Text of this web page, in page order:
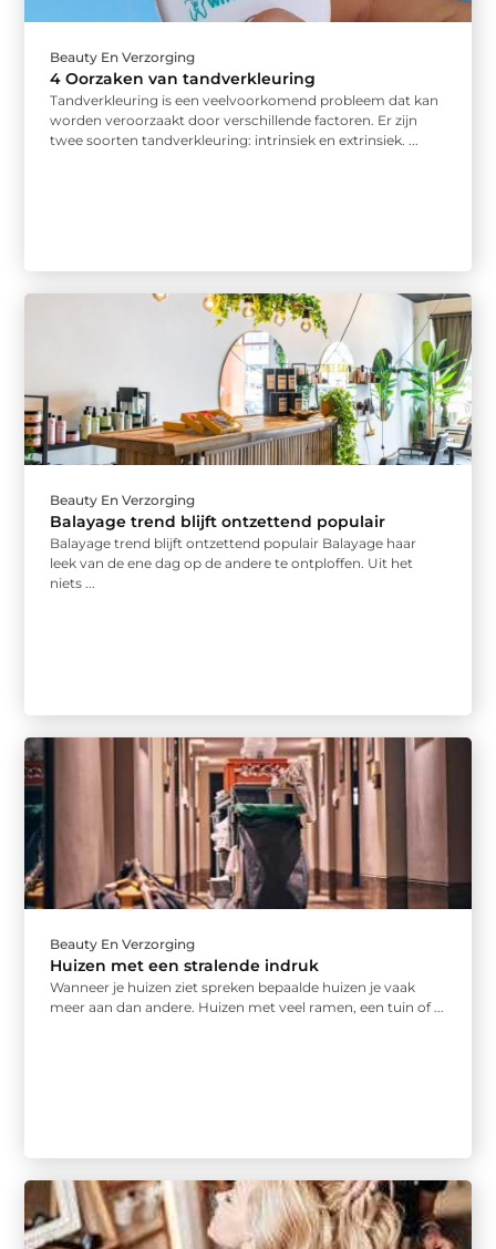
Beauty En Verzorging
4 Oorzaken van tandverkleuring
Tandverkleuring is een veelvoorkomend probleem dat kan
worden veroorzaakt door verschillende factoren. Er zijn
twee soorten tandverkleuring: intrinsiek en extrinsiek. ...
Beauty En Verzorging
Balayage trend blijft ontzettend populair
Balayage trend blijft ontzettend populair Balayage haar
leek van de ene dag op de andere te ontploffen. Uit het
niets ...
Beauty En Verzorging
Huizen met een stralende indruk
Wanneer je huizen ziet spreken bepaalde huizen je vaak
meer aan dan andere. Huizen met veel ramen, een tuin of ...